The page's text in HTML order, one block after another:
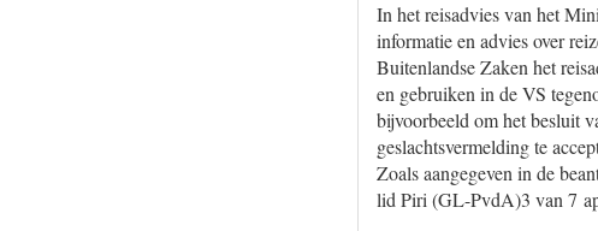
In het reisadvies van het
informatie en advies over
Buitenlandse Zaken het
en gebruiken in de VS
bijvoorbeeld om het besluit
geslachtsvermelding te
Zoals aangegeven in de
lid Piri (GL-PvdA)3 van 7